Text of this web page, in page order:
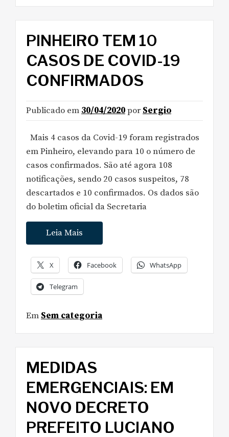
PINHEIRO TEM 10
CASOS DE COVID-19
CONFIRMADOS
Publicado em 30/04/2020por Sergio
Mais 4 casos da Covid-19 foram registrados
em Pinheiro, elevando para 10 o número de
casos confirmados. São até agora 108
notificações, sendo 20 casos suspeitos, 78
descartados e 10 confirmados. Os dados são
do boletim oficial da Secretaria
Leia Mais
X Facebook WhatsApp
Telegram
EmSem categoria
MEDIDAS
EMERGENCIAIS: EM
NOVO DECRETO
PREFEITO LUCIANO